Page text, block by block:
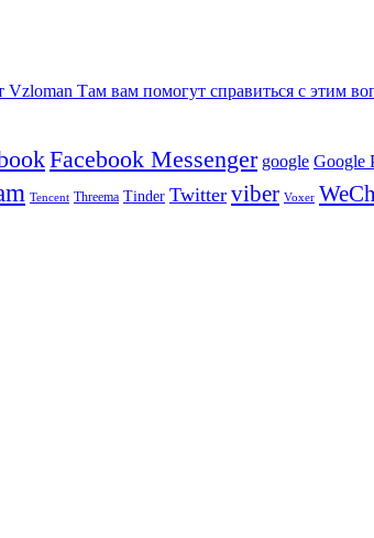
Там вам помогут справиться с этим
Facebook Messenger google Google
Tencent Threema Tinder Twitter viber Voxer